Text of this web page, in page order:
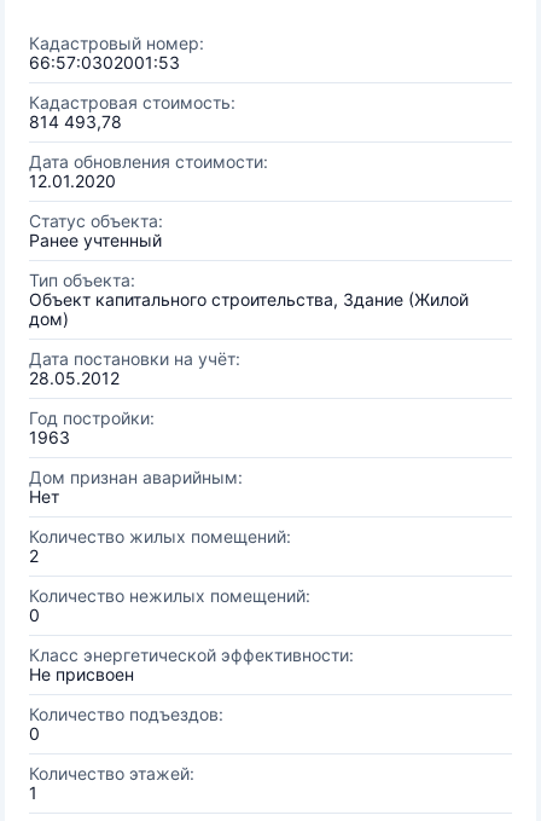
Кадастровый номер:
66:57:0302001:53
Кадастровая стоимость:
814 493,78
Дата обновления стоимости:
12.01.2020
Статус объекта:
Ранее учтенный
Тип объекта:
Объект капитального строительства, Здание (Жилой
дом)
Дата постановки на учёт:
28.05.2012
Год постройки:
1963
Дом признан аварийным:
Нет
Количество жилых помещений:
2
Количество нежилых помещений:
0
Класс энергетической эффективности:
Не присвоен
Количество подъездов:
0
Количество этажей:
1